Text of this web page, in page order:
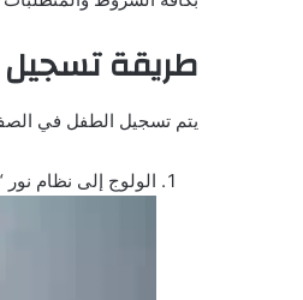
طريقة تسجيل
يتم تسجيل الطفل في الصف
الولوج إلى نظام نور